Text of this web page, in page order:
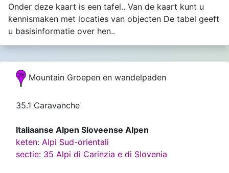
Onder deze kaart is een tafel.. Van de kaart kunt u
kennismaken met locaties van objecten De tabel geeft
u basisinformatie over hen..
Mountain Groepen en wandelpaden
35.1 Caravanche
Italiaanse Alpen Sloveense Alpen
keten: Alpi Sud-orientali
sectie: 35 Alpi di Carinzia e di Slovenia